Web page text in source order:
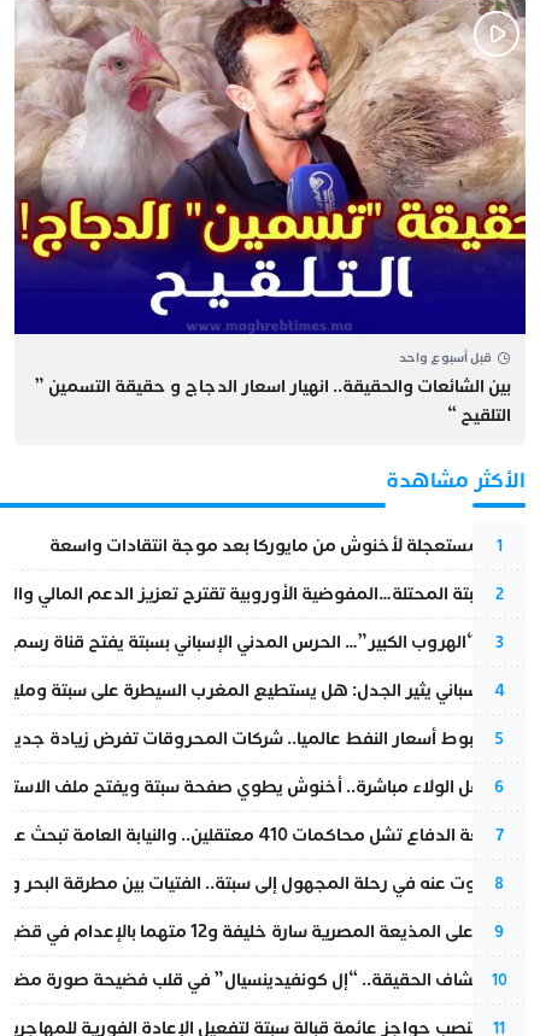
قبل أسبوع واحد
بين الشائعات والحقيقة.. انهيار اسعار الدجاج و حقيقة التسمين ”
التلقيح “
الأكثر مشاهدة
1
عودة مستعجلة لأخنوش من مايوركا بعد موجة انتقادات واسعة
2
أزمة سبتة المحتلة…المفوضية الأوروبية تقترح تعزيز الدعم المالي
3
عملية “الهروب الكبير”… الحرس المدني الإسباني بسبتة يفتح قناة
4
تقرير إسباني يثير الجدل: هل يستطيع المغرب السيطرة على سبتة
5
رغم هبوط أسعار النفط عالميا.. شركات المحروقات تفرض زيادة
6
بعد حفل الولاء مباشرة.. أخنوش يطوي صفحة سبتة ويفتح ملف
7
مقاطعة الدفاع تشل محاكمات 410 معتقلين.. والنيابة العامة تبحث عن حل قانوني
8
المسكوت عنه في رحلة المجهول إلى سبتة.. الفتيات بين مطرقة البحر
9
الحكم على المذيعة المصرية سارة خليفة و12 متهما بالإعدام في قضية هزت بلاد الفراعنة
10
بعد انكشاف الحقيقة.. “إل كونفيدينسيال” في قلب فضيحة صورة
11
إسبانيا تنصب حواجز عائمة قبالة سبتة لتفعيل الإعادة الفورية للمهاجرين